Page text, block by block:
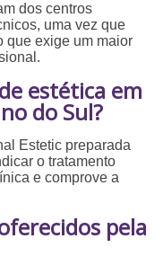
dos centros
uma vez que
que exige um maior
estética em
do Sul?
Estetic preparada
o tratamento
e comprove a
pela